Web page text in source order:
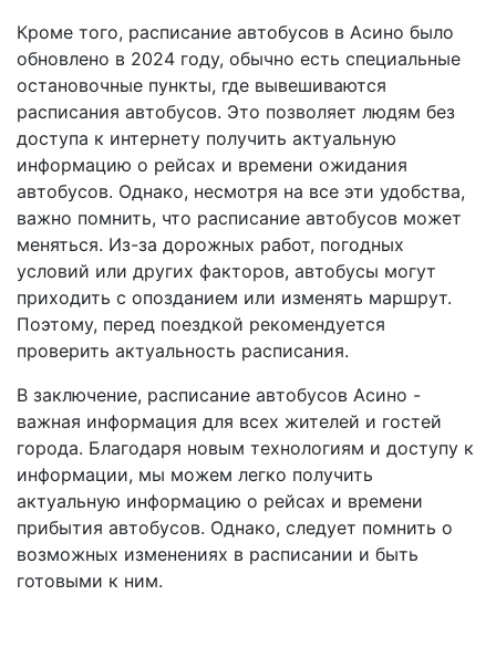
Кроме того, расписание автобусов в Асино было
обновлено в 2024 году, обычно есть специальные
остановочные пункты, где вывешиваются
расписания автобусов. Это позволяет людям без
доступа к интернету получить актуальную
информацию о рейсах и времени ожидания
автобусов. Однако, несмотря на все эти удобства,
важно помнить, что расписание автобусов может
меняться. Из-за дорожных работ, погодных
условий или других факторов, автобусы могут
приходить с опозданием или изменять маршрут.
Поэтому, перед поездкой рекомендуется
проверить актуальность расписания.
В заключение, расписание автобусов Асино -
важная информация для всех жителей и гостей
города. Благодаря новым технологиям и доступу к
информации, мы можем легко получить
актуальную информацию о рейсах и времени
прибытия автобусов. Однако, следует помнить о
возможных изменениях в расписании и быть
готовыми к ним.